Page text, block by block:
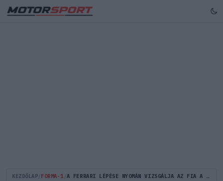
KEZDŐLAP FORMA-1 A FERRARI LÉPÉSE NYOMÁN VIZSGÁLJA AZ FIA A MERCEDES VITATOTT DIFFÚZORÁT